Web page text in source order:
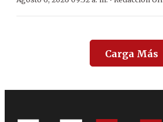
Carga Más